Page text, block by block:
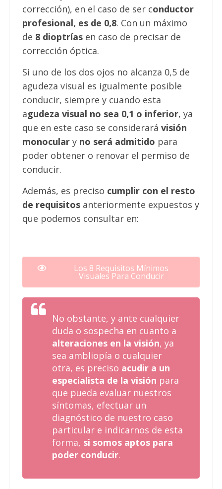
corrección), en el caso de ser conductor
profesional, es de 0,8. Con un máximo
de 8 dioptríasen caso de precisar de
corrección óptica.
Si uno de los dos ojos no alcanza 0,5 de
agudeza visual es igualmente posible
conducir, siempre y cuando esta
agudeza visual no sea 0,1 o inferior, ya
que en este caso se considerará visión
monoculary no será admitido para
poder obtener o renovar el permiso de
conducir.
Además, es preciso cumplir con el resto
de requisitosanteriormente expuestos y
que podemos consultar en:
Los 8 Requisitos Mínimos
Visuales Para Conducir
No obstante, y ante cualquier
duda o sospecha en cuanto a
alteraciones en la visión, ya
sea ambliopía o cualquier
otra, es preciso acudir a un
especialista de la visión para
que pueda evaluar nuestros
síntomas, efectuar un
diagnóstico de nuestro caso
particular e indicarnos de esta
forma, si somos aptos para
poder conducir.